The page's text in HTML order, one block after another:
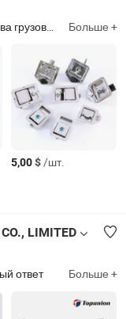
для инструмента, защелка, запчасти для холодильного грузовика Больше +
5,00$/шт.
LIMITED
ответ Больше +